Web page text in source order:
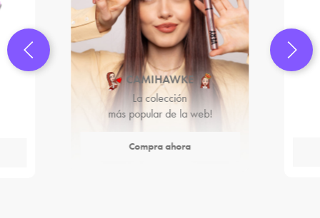
CAMIHAWKE
La colección
más popular de la web!
Compra ahora